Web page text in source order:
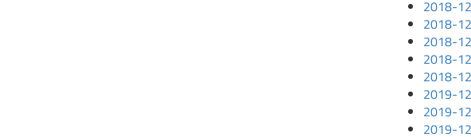
2018-
2018-
2018-
2018-
2018-
2019-
2019-
2019-